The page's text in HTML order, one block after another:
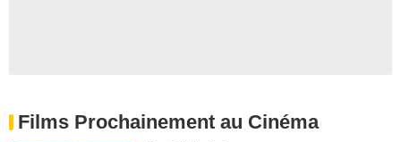
Films Prochainement au Cinéma